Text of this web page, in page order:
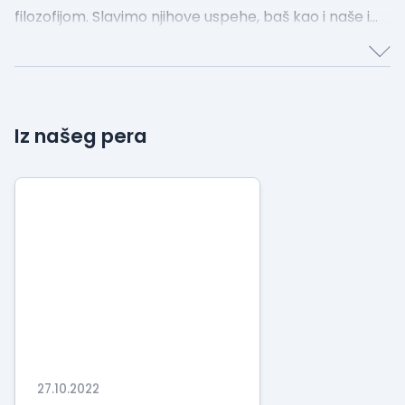
filozofijom. Slavimo njihove uspehe, baš kao i naše i
održavamo dobre odnose. Zbog toga, nije retko da
naši ljudi putuju u klijentske zemlje zbog posla, ali i radi
Iz našeg pera
27.10.2022